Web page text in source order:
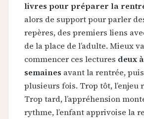
livres pour préparer la
alors de support pour parler
repères, des premiers liens
de la place de l’adulte. Mieux
commencer ces lectures deux
semaines avant la rentrée,
plusieurs fois. Trop tôt, l’enjeu
Trop tard, l’appréhension
rythme, l’enfant apprivoise la